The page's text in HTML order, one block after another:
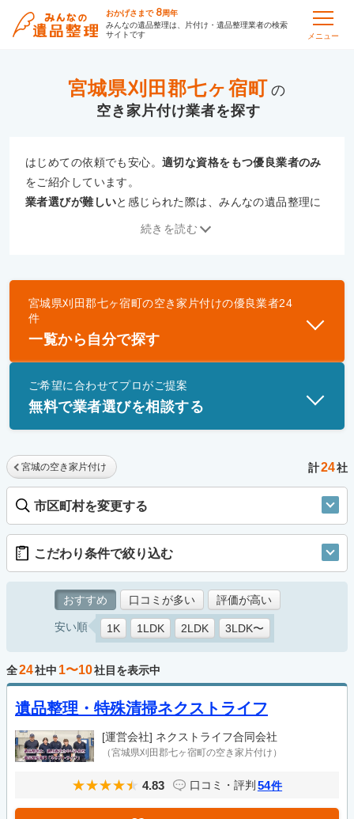
おかげさまで 8周年
みんなの遺品整理は、片付け・遺品整理業者の検索
サイトです
メニュー
宮城県刈田郡七ヶ宿町 の
空き家片付け
はじめての依頼でも安心。適切な資格をもつ優良業者のみ
をご紹介しています。
業者選びが難しいと感じられた際は、みんなの遺品整理に
優良業者とは
一般財団法人遺品整理認定協会、および一般社団法
続きを読む
宮城県刈田郡七ヶ宿町の空き家片付けの優良業者24
件
一覧から自分で探す
ご希望に合わせてプロがご提案
無料で業者選びを相談する
宮城の空き家片付け 計24社
市区町村を変更する
こだわり条件で絞り込む
おすすめ 口コミが多い 評価が高い
安い順 1K 1LDK 2LDK 3LDK〜
全24社中 1〜10社目を表示中
遺品整理・特殊清掃ネクストライフ
[運営会社] ネクストライフ合同会社
（宮城県刈田郡七ヶ宿町の空き家片付け）
4.83 口コミ・評判 54件